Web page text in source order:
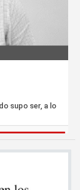
supo ser, a lo